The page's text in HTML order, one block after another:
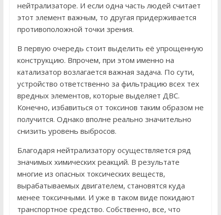
нейтрализаторе. И если одна часть людей считает
этот элемент важным, то другая придерживается
противоположной точки зрения.
В первую очередь стоит выделить её упрощенную
конструкцию. Впрочем, при этом именно на
катализатор возлагается важная задача. По сути,
устройство ответственно за фильтрацию всех тех
вредных элементов, которые выделяет ДВС.
Конечно, избавиться от токсинов таким образом не
получится. Однако вполне реально значительно
снизить уровень выбросов.
Благодаря нейтрализатору осуществляется ряд
значимых химических реакций. В результате
многие из опасных токсических веществ,
вырабатываемых двигателем, становятся куда
менее токсичными. И уже в таком виде покидают
транспортное средство. Собственно, все, что